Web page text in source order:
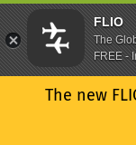
The new
FLIO
The
FREE -